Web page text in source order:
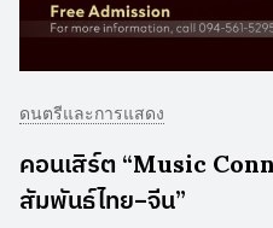
ดนตรีและการแสดง
คอนเสิร์ต “Music
สัมพันธ์ไทย–จีน”